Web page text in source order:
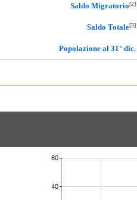
Saldo Migratorio[2]
Saldo Totale[3]
Popolazione al 31° dic.